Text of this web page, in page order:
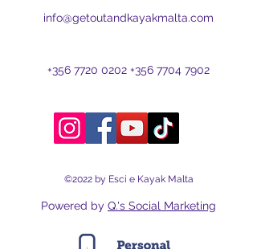
info@getoutandkayakmalta.com
+356 7720 0202 +356 7704 7902
©2022 by Esci e Kayak Malta
Powered by Q.'s Social Marketing